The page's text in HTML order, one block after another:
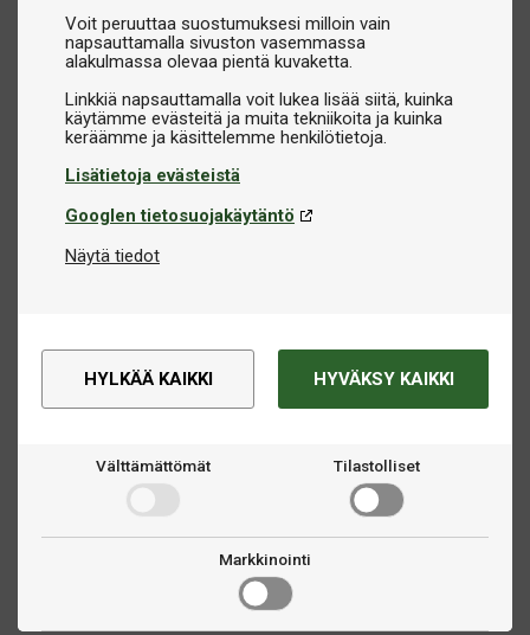
Voit peruuttaa suostumuksesi milloin vain
napsauttamalla sivuston vasemmassa
alakulmassa olevaa pientä kuvaketta.
Linkkiä napsauttamalla voit lukea lisää siitä, kuinka
käytämme evästeitä ja muita tekniikoita ja kuinka
Lisätietoja evästeistä
Googlen tietosuojakäytäntö
Näytä tiedot
HYLKÄÄ KAIKKI HYVÄKSY KAIKKI
Välttämättömät Tilastolliset
Markkinointi